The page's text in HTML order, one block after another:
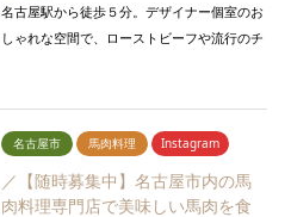
名古屋駅から徒歩５分。デザイナー個室のお
しゃれな空間で、ローストビーフや流行のチ
名古屋市 馬肉料理 Instagram
／【随時募集中】名古屋市内の馬
肉料理専門店で美味しい馬肉を食